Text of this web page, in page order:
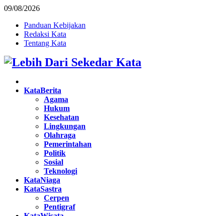
09/08/2026
Panduan Kebijakan
Redaksi Kata
Tentang Kata
Facebook
Twitter
Instagram
Pinterest
Youtube
KataBerita
Agama
Hukum
Kesehatan
Lingkungan
Olahraga
Pemerintahan
Politik
Sosial
Teknologi
KataNiaga
KataSastra
Cerpen
Pentigraf